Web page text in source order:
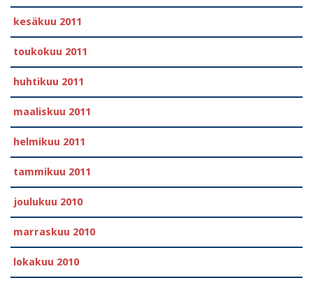
kesäkuu 2011
toukokuu 2011
huhtikuu 2011
maaliskuu 2011
helmikuu 2011
tammikuu 2011
joulukuu 2010
marraskuu 2010
lokakuu 2010